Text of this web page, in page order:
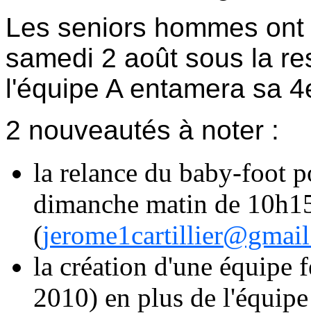
Les seniors hommes
samedi 2 août sous la
l'équipe A entamera sa
2 nouveautés à noter :
la relance du baby-foot
dimanche matin de
(
la création d'une équipe
2010) en plus de